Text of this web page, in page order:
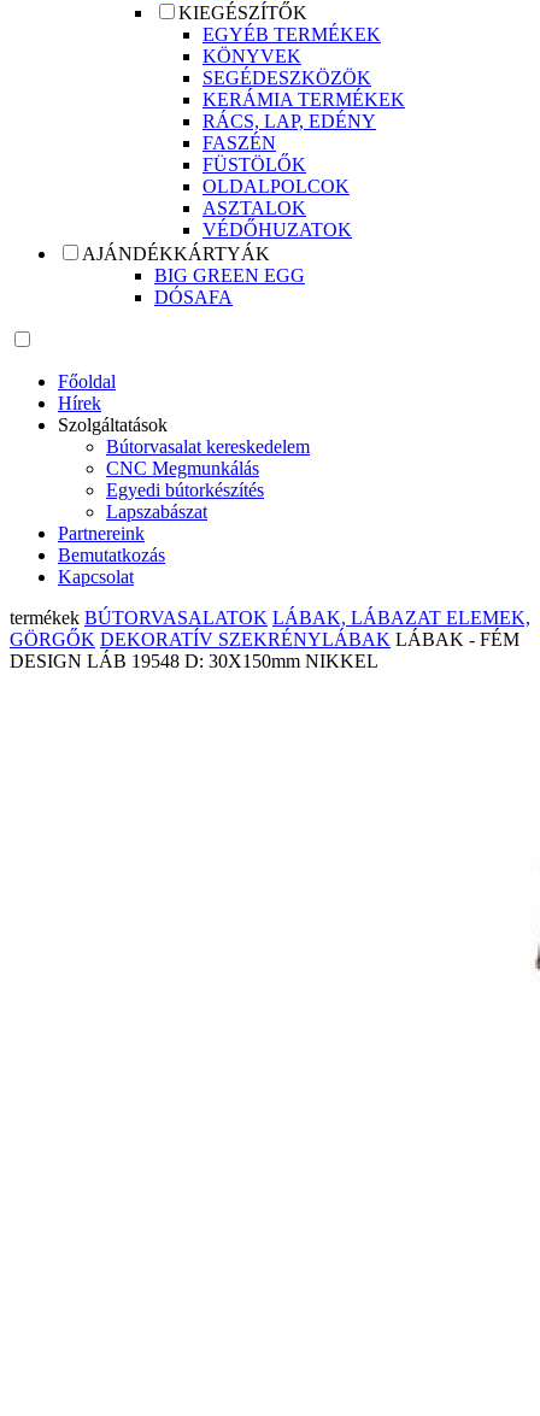
KIEGÉSZÍTŐK
EGYÉB TERMÉKEK
KÖNYVEK
SEGÉDESZKÖZÖK
KERÁMIA TERMÉKEK
RÁCS, LAP, EDÉNY
FASZÉN
FÜSTÖLŐK
OLDALPOLCOK
ASZTALOK
VÉDŐHUZATOK
AJÁNDÉKKÁRTYÁK
BIG GREEN EGG
DÓSAFA
Főoldal
Hírek
Szolgáltatások
Bútorvasalat kereskedelem
CNC Megmunkálás
Egyedi bútorkészítés
Lapszabászat
Partnereink
Bemutatkozás
Kapcsolat
termékek BÚTORVASALATOK LÁBAK, LÁBAZAT ELEMEK,
GÖRGŐK DEKORATÍV SZEKRÉNYLÁBAK LÁBAK - FÉM
DESIGN LÁB 19548 D: 30X150mm NIKKEL